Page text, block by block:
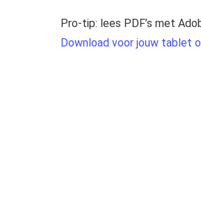
Pro-tip: lees PDF’s met
Download voor jouw tablet